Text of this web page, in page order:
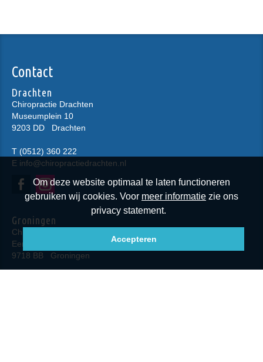
Om deze website optimaal te laten functioneren
gebruiken wij cookies. Voor meer informatie zie ons
privacy statement.
Accepteren
Contact
Drachten
Chiropractie Drachten
Museumplein 10
9203 DD
Drachten
T (0512) 360 222
E info@chiropractiedrachten.nl
Groningen
Chiropractie Groningen
Eendrachtskade NZ 23
9718 BB
Groningen